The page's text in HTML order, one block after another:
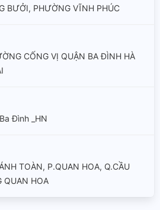
BƯỞI, PHƯỜNG VĨNH PHÚC
CỐNG VỊ QUẬN BA ĐÌNH HÀ
Đình _HN
TOÀN, P.QUAN HOA, Q.CẦU
QUAN HOA